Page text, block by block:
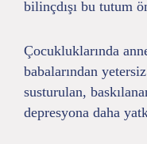
bilinçdışı bu tutum
Çocukluklarında
babalarından
susturulan,
depresyona daha